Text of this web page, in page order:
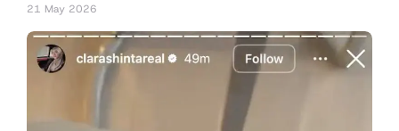
21 May 2026